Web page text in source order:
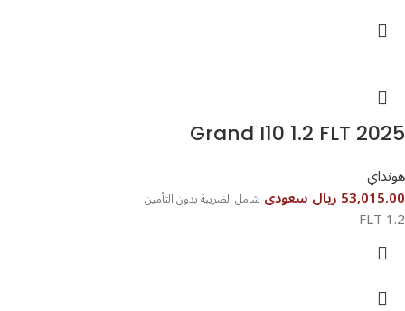
Grand I10 1.2 FLT 2025
هونداي
53,015.00 ريال سعودى شامل الضريبة بدون التأمين
1.2 FLT